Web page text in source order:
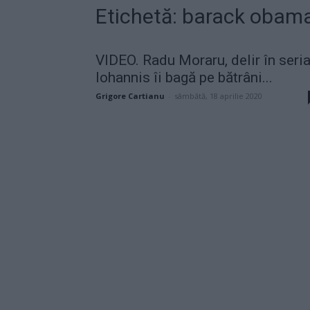
Etichetă: barack
VIDEO. Radu Moraru, delir în
Iohannis îi bagă pe bătrâni...
Grigore Cartianu sâmbătă, 18 aprilie 2020